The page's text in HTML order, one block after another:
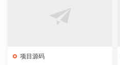
项目源码